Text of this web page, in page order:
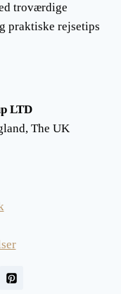
troværdige
praktiske rejsetips
LTD
The UK